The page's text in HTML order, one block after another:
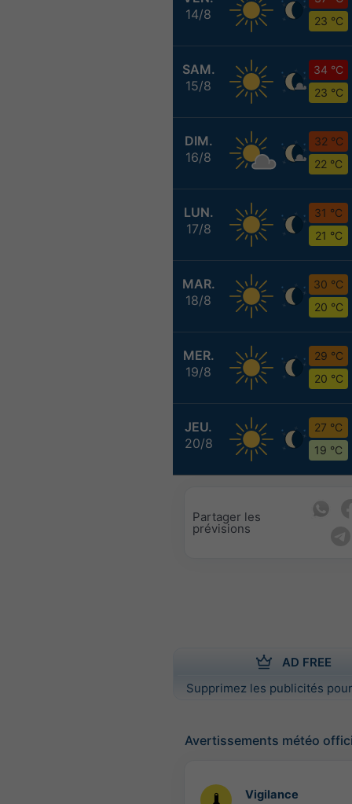
14/8
23 °C
SAM.
15/8
34 °C
23 °C
DIM.
16/8
32 °C
22 °C
LUN.
17/8
31 °C
21 °C
MAR.
18/8
30 °C
20 °C
MER.
19/8
29 °C
20 °C
JEU.
20/8
27 °C
19 °C
Partager les
prévisions
AD FREE
Supprimez les publicités
Avertissements météo
Vigilance